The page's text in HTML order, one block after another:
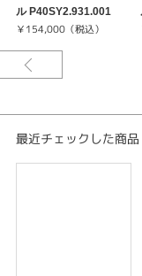
素材：PGP(SS)
ムーブメント：クォーツ
ケース径：34mm
防水：30m
ル P40SY2.931.001
￥154,000（税込）
最近チェックした商品